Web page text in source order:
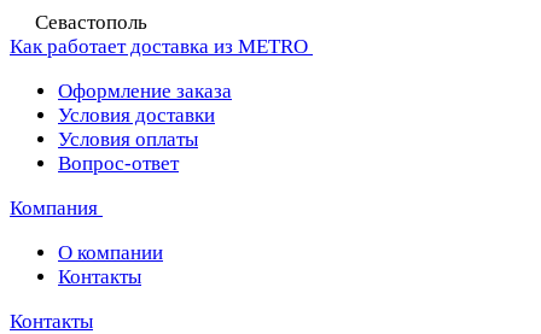
Севастополь
Как работает доставка из METRO
Оформление заказа
Условия доставки
Условия оплаты
Вопрос-ответ
Компания
О компании
Контакты
Контакты